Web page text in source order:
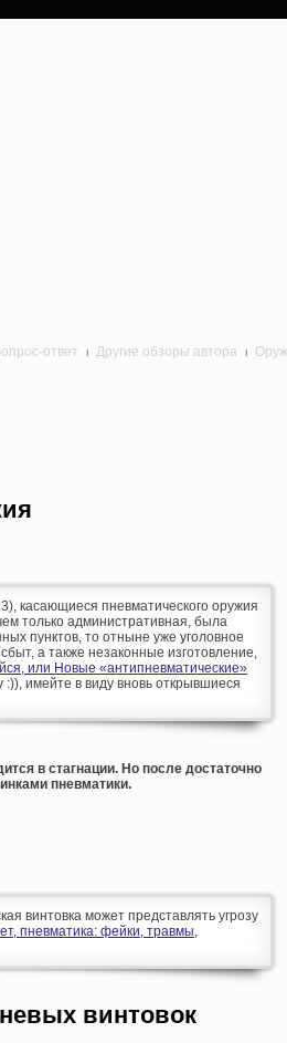
ответ Другие обзоры автора
касающиеся пневматического оружия
только административная, была
пунктов, то отныне уже уголовное
а также незаконные изготовление,
или Новые «антипневматические»
:)), имейте в виду вновь открывшиеся
в стагнации. Но после достаточно
пневматики.
винтовка может представлять угрозу
пневматика: фейки, травмы,
винтовок